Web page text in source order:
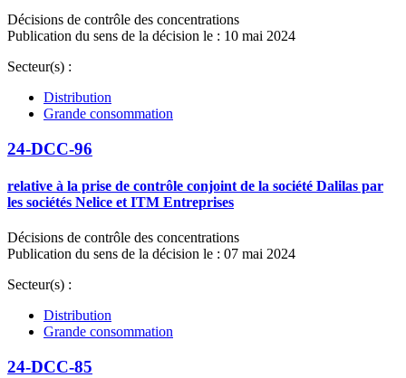
Décisions de contrôle des concentrations
Publication du sens de la décision le : 10 mai 2024
Secteur(s) :
Distribution
Grande consommation
24-DCC-96
relative à la prise de contrôle conjoint de la société Dalilas par
les sociétés Nelice et ITM Entreprises
Décisions de contrôle des concentrations
Publication du sens de la décision le : 07 mai 2024
Secteur(s) :
Distribution
Grande consommation
24-DCC-85